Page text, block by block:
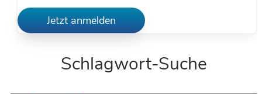
Jetzt anmelden
Schlagwort-Suche